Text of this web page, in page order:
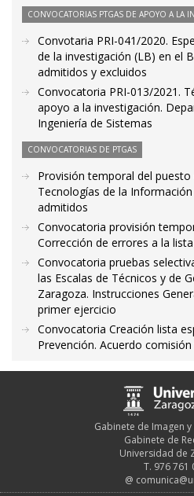
CONVOCATORIAS PTGAS DE APOYO A LA
Convotaria PRI-041/2020.
de la investigación (LB) en el
admitidos y excluidos
Convocatoria PRI-013/2021.
apoyo a la investigación.
Ingeniería de Sistemas
CONVOCATORIAS DE PTGAS
Provisión temporal del puesto
Tecnologías de la
admitidos
Convocatoria provisión
Corrección de errores a la
Convocatoria pruebas
las Escalas de Técnicos y de
Zaragoza. Instrucciones
primer ejercicio
Convocatoria Creación lista
Prevención. Acuerdo
Gabinete de Imagen
Gabinete de
Universidad de
T. 976 761
@